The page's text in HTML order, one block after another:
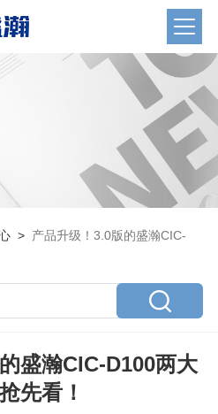
> 产品升级！3.0版的盛瀚CIC-
盛瀚CIC-D100两大
先看！